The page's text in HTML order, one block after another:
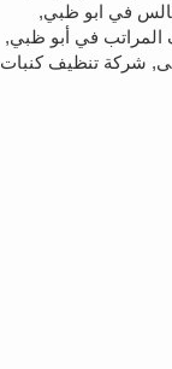
في ابو ظبي,
في أبو ظبي,
شركة تنظيف كنبات